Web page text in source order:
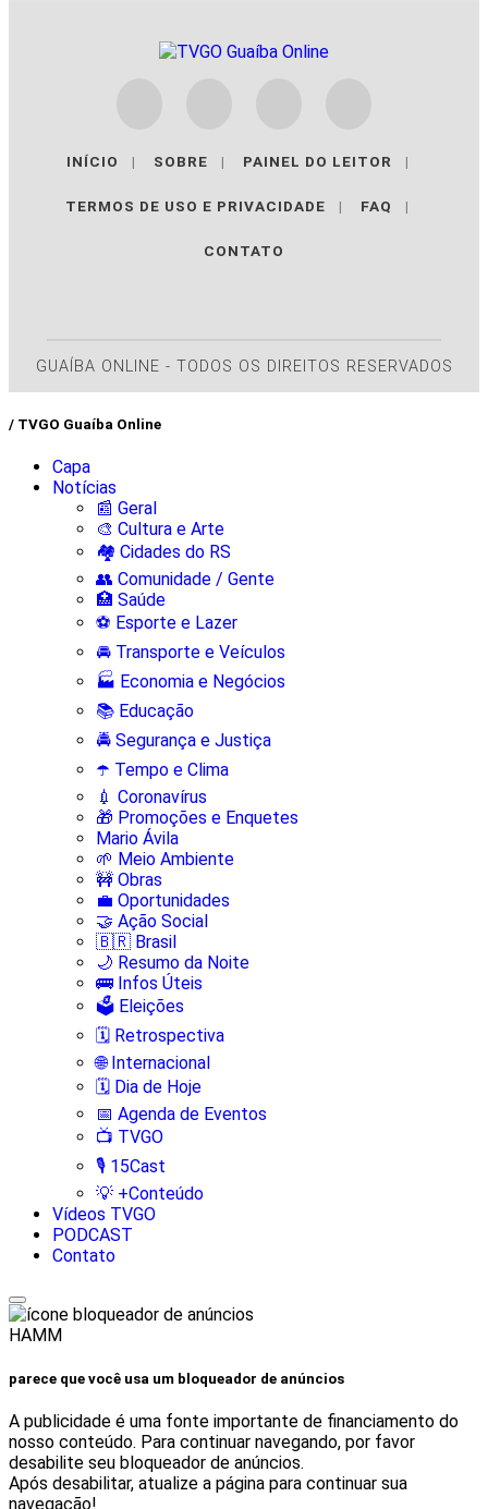
INÍCIO | SOBRE | PAINEL DO LEITOR |
TERMOS DE USO E PRIVACIDADE | FAQ |
CONTATO
GUAÍBA ONLINE - TODOS OS DIREITOS RESERVADOS
/ TVGO Guaíba Online
Capa
Notícias
📰 Geral
🎨 Cultura e Arte
🏘️ Cidades do RS
👥 Comunidade / Gente
🏥 Saúde
⚽ Esporte e Lazer
🚘 Transporte e Veículos
🏭 Economia e Negócios
📚 Educação
🚔 Segurança e Justiça
☂️ Tempo e Clima
💉 Coronavírus
🎁 Promoções e Enquetes
Mario Ávila
🌱 Meio Ambiente
🚧 Obras
💼 Oportunidades
🤝 Ação Social
🇧🇷 Brasil
🌙 Resumo da Noite
🚌 Infos Úteis
🗳️ Eleições
🗓️ Retrospectiva
🌐 Internacional
🗓️ Dia de Hoje
📅 Agenda de Eventos
📺 TVGO
🎙️ 15Cast
💡 +Conteúdo
Vídeos TVGO
PODCAST
Contato
HAMM
parece que você usa um bloqueador de anúncios
A publicidade é uma fonte importante de financiamento do
nosso conteúdo. Para continuar navegando, por favor
desabilite seu bloqueador de anúncios.
Após desabilitar, atualize a página para continuar sua
navegação!